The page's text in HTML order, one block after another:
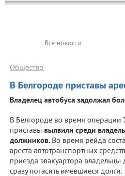
Все новости
В Белгороде приставы
Общество
Владелец автобуса задолжал
В Белгороде во время операции
приставы выявили среди
должников. Во время рейда
ареста автотранспортных
приезда эвакуартора владельцы
сразу погасить имевшиеся долги.